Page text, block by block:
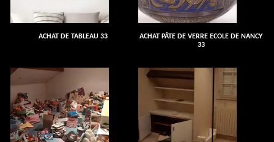
ACHAT DE TABLEAU 33
ACHAT PÂTE DE VERRE ECOLE DE NANCY
33